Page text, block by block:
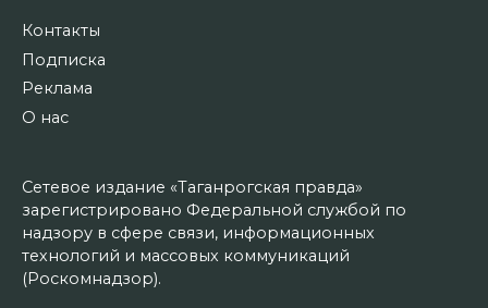
Контакты
Подписка
Реклама
О нас
Сетевое издание «Таганрогская правда»
зарегистрировано Федеральной службой по
надзору в сфере связи, информационных
технологий и массовых коммуникаций
(Роскомнадзор).